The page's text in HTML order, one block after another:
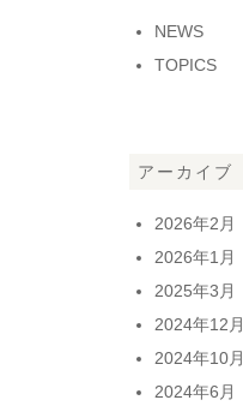
NEWS
TOPICS
アーカイブ
2026年2月
2026年1月
2025年3月
2024年12月
2024年10月
2024年6月